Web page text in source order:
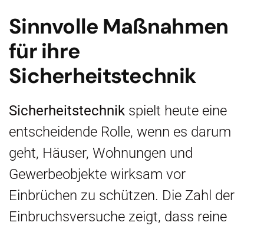
Sinnvolle Maßnahmen
für ihre
Sicherheitstechnik
Sicherheitstechnik spielt heute eine
entscheidende Rolle, wenn es darum
geht, Häuser, Wohnungen und
Gewerbeobjekte wirksam vor
Einbrüchen zu schützen. Die Zahl der
Einbruchsversuche zeigt, dass reine